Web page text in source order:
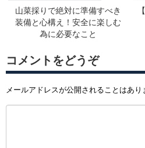
山菜採りで絶対に準備すべき
装備と心構え！安全に楽しむ
為に必要なこと
コメントをどうぞ
メールアドレスが公開されることはあり